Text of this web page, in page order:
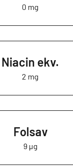
0 mg
Niacin ekv.
2 mg
Folsav
9 µg